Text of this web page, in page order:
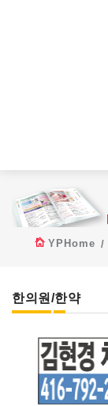
YPHome
한의원/한약